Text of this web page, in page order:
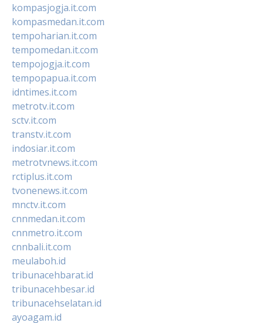
kompasjogja.it.com
kompasmedan.it.com
tempoharian.it.com
tempomedan.it.com
tempojogja.it.com
tempopapua.it.com
idntimes.it.com
metrotv.it.com
sctv.it.com
transtv.it.com
indosiar.it.com
metrotvnews.it.com
rctiplus.it.com
tvonenews.it.com
mnctv.it.com
cnnmedan.it.com
cnnmetro.it.com
cnnbali.it.com
meulaboh.id
tribunacehbarat.id
tribunacehbesar.id
tribunacehselatan.id
ayoagam.id